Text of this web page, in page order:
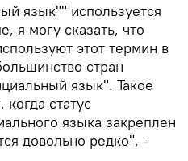
язык"" используется
я могу сказать, что
этот термин в
стран
язык". Такое
статус
языка закреплен
довольно редко", -